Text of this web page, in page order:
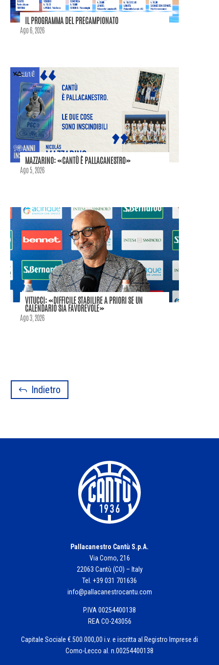
IL PROGRAMMA DEL PRECAMPIONATO
Ago 6, 2026
MAZZARINO: «CANTÙ È PALLACANESTRO»
Ago 5, 2026
VITUCCI: «DIFFICILE STABILIRE A PRIORI SE UN
CALENDARIO SIA FAVOREVOLE»
Ago 3, 2026
Indietro
Pallacanestro Cantù S.p.A.
Via Como, 216
22063 Cantù (CO) – Italy
Tel. +39 031 701636
info@pallacanestrocantu.com
P.IVA 00254400138
REA CO-243056
Capitale Sociale €.500.000,00 i.v. e iscritta al Registro Imprese di
Como-Lecco al. n.00254400138